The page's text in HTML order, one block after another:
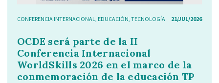
CONFERENCIA INTERNACIONAL EDUCACIÓN TECNOLOGÍA 21/JUL/2026
OCDE será parte de la II
Conferencia Internacional
WorldSkills 2026 en el marco de la
conmemoración de la educación TP